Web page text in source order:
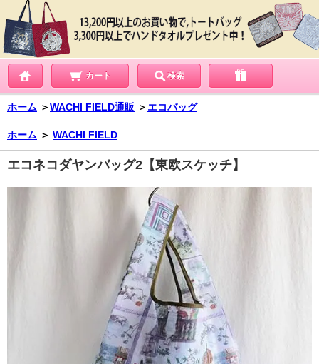
カート 検索
ホーム ＞WACHI FIELD通販 ＞ エコバッグ
ホーム ＞ WACHI FIELD
エコネコダヤンバッグ2【東欧スケッチ】